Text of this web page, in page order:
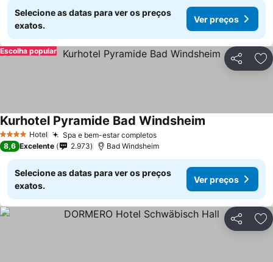
Selecione as datas para ver os preços
exatos.
Ver preços
Partilhar
Escolha popular
4 EstrelasHotel Spa e bem-estar completosVer preços
Kurhotel Pyramide Bad Windsheim
8,6 Excelente 2.973 Bad Windsheim
Selecione as datas para ver os preços
exatos.
Ver preços
Partilhar